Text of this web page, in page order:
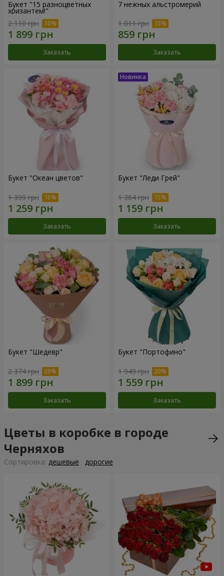
Букет "15 разноцветных
хризантем!"
2 110 грн
Заказать
7 нежных альстромерий
1 011 грн
Заказать
Букет "Океан цветов"
1 399 грн
Заказать
Букет "Леди Грей"
1 364 грн
Заказать
Букет "Шедевр"
2 374 грн
Заказать
Букет "Портофино"
1 949 грн
Заказать
Цветы в коробке в городе
Черняхов
Cортировка: дешевые дорогие